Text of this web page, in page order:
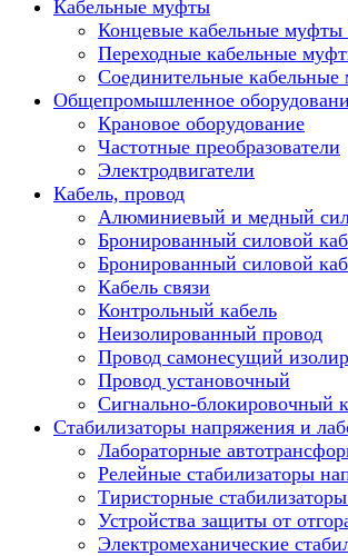
Кабельные муфты
Концевые кабельные
Переходные кабельные
Соединительные
Общепромышленное
Крановое оборудование
Частотные преобразователи
Электродвигатели
Кабель, провод
Алюминиевый и медный
Бронированный силовой
Бронированный силовой
Кабель связи
Контрольный кабель
Неизолированный провод
Провод самонесущий
Провод установочный
Сигнально-блокировочный
Стабилизаторы напряжения и
Лабораторные
Релейные стабилизаторы
Тиристорные
Устройства защиты от
Электромеханические